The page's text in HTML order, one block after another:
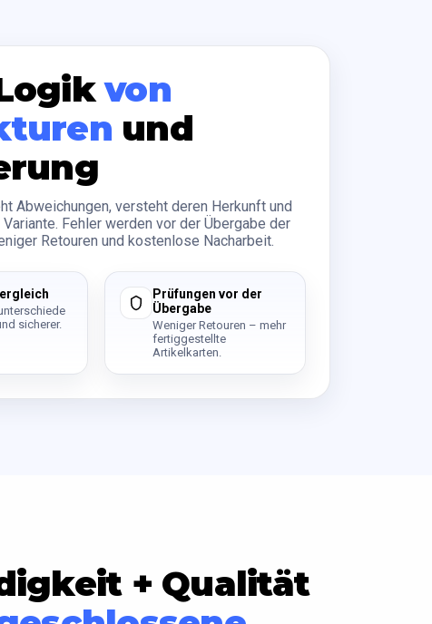
von
und
Abweichungen, versteht deren Herkunft und
Fehler werden vor der Übergabe der
Retouren und kostenlose Nacharbeit.
sicherer.
Prüfungen vor der
Übergabe
Weniger Retouren – mehr
fertiggestellte
Artikelkarten.
+ Qualität